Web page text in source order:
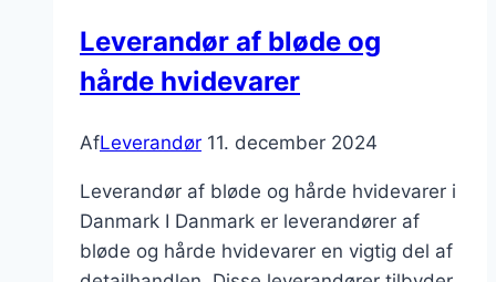
Leverandør af bløde og
hårde hvidevarer
AfLeverandør 11. december 2024
Leverandør af bløde og hårde hvidevarer i
Danmark I Danmark er leverandører af
bløde og hårde hvidevarer en vigtig del af